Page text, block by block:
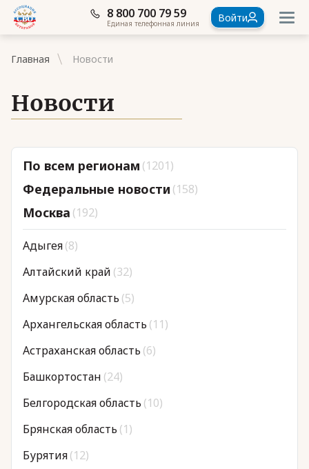
8 800 700 79 59
Единая телефонная линия Войти
Главная Новости
Новости
По всем регионам (1201)
Федеральные новости (158)
Москва (192)
Адыгея(8)
Алтайский край (32)
Амурская область (5)
Архангельская область (11)
Астраханская область (6)
Башкортостан (24)
Белгородская область (10)
Брянская область (1)
Бурятия(12)
Стать членом Ассоциации ветеранов СВО
Юридическая помощь
Региональные меры поддержки